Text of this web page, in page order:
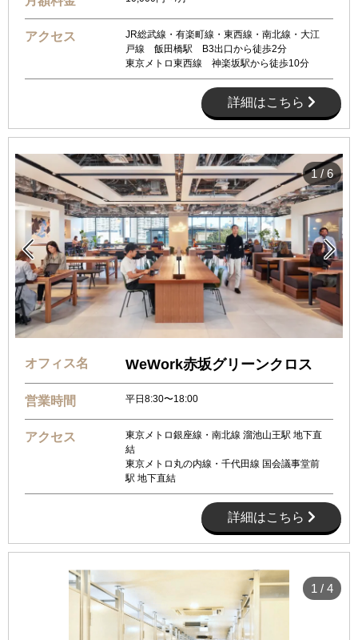
アクセス
JR総武線・有楽町線・東西線・南北線・大江
戸線 飯田橋駅 B3出口から徒歩2分
東京メトロ東西線 神楽坂駅から徒歩10分
詳細はこちら
 
1/ 6
オフィス名 WeWork赤坂グリーンクロス
営業時間 平日8:30〜18:00
アクセス
東京メトロ銀座線・南北線 溜池山王駅 地下直
結
東京メトロ丸の内線・千代田線 国会議事堂前
駅 地下直結
詳細はこちら
1 / 4